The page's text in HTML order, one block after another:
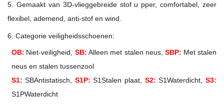
5. Gemaakt van 3D-vlieggebreide stof u pper, comfortabel, zeer
flexibel, ademend, anti-stof en wind.
6. Categorie veiligheidsschoenen:
OB: Niet-veiligheid, SB: Alleen met stalen neus,SBP: Met stalen
neus en stalen tussenzool
S1: SBAntistatisch, S1P: S1Stalen plaat, S2: S1Waterdicht, S3:
S1PWaterdicht